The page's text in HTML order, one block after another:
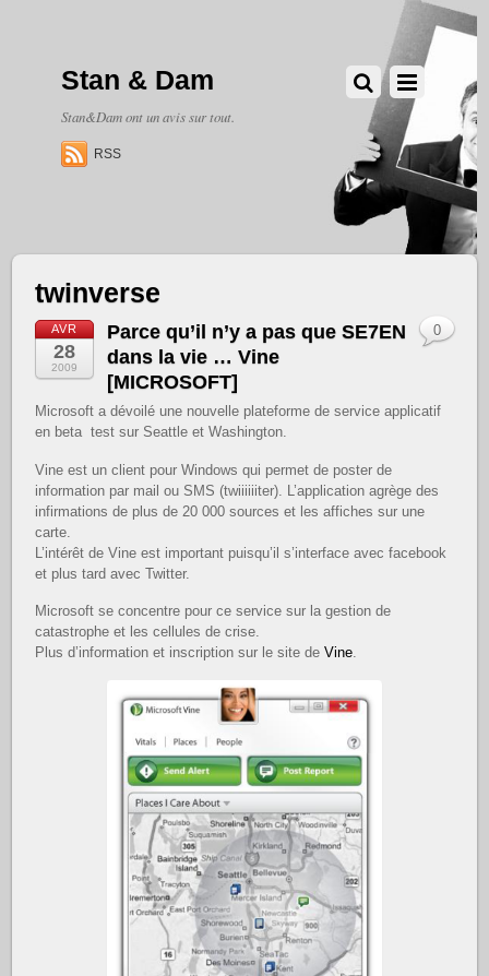
Stan & Dam
Stan&Dam ont un avis sur tout.
RSS
twinverse
AVR
28
2009
Parce qu’il n’y a pas que SE7EN
dans la vie … Vine
[MICROSOFT]
Microsoft a dévoilé une nouvelle plateforme de service applicatif
en beta test sur Seattle et Washington.
Vine est un client pour Windows qui permet de poster de
information par mail ou SMS (twiiiiiiter). L’application agrège des
infirmations de plus de 20 000 sources et les affiches sur une
carte.
L’intérêt de Vine est important puisqu’il s’interface avec facebook
et plus tard avec Twitter.
Microsoft se concentre pour ce service sur la gestion de
catastrophe et les cellules de crise.
Plus d’information et inscription sur le site deVine.
0